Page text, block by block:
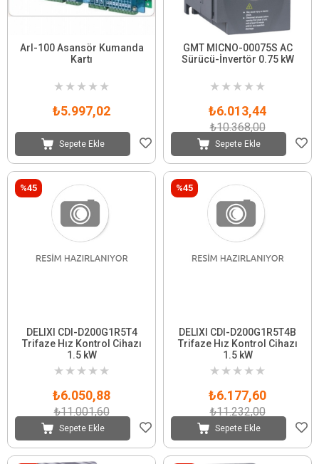
Arl-100 Asansör Kumanda
Kartı
★ ★ ★ ★ ★
₺5.997,02
Sepete Ekle
GMT MICNO-00075S AC
Sürücü-İnvertör 0.75 kW
★ ★ ★ ★ ★
₺6.013,44
₺10.368,00
Sepete Ekle
DELIXI CDI-D200G1R5T4
Trifaze Hız Kontrol Cihazı
1.5 kW
★ ★ ★ ★ ★
₺6.050,88
₺11.001,60
Sepete Ekle
%45
DELIXI CDI-D200G1R5T4B
Trifaze Hız Kontrol Cihazı
1.5 kW
★ ★ ★ ★ ★
₺6.177,60
₺11.232,00
Sepete Ekle
%45